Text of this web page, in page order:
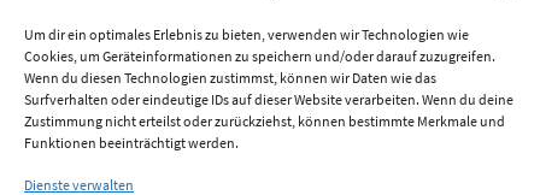
Um dir ein optimales Erlebnis zu bieten, verwenden wir Technologien wie
Cookies, um Geräteinformationen zu speichern und/oder darauf zuzugreifen.
Wenn du diesen Technologien zustimmst, können wir Daten wie das
Surfverhalten oder eindeutige IDs auf dieser Website verarbeiten. Wenn du deine
Zustimmung nicht erteilst oder zurückziehst, können bestimmte Merkmale und
Funktionen beeinträchtigt werden.
Dienste verwalten